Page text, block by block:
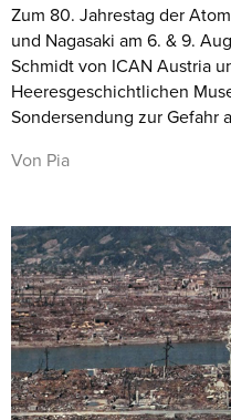
Zum 80. Jahrestag der
und Nagasaki am 6. & 9.
Schmidt von ICAN Austria
Heeresgeschichtlichen
Sondersendung zur Gefahr
Von Pia